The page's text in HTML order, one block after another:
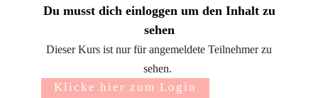
Du musst dich einloggen um den Inhalt zu
sehen
Dieser Kurs ist nur für angemeldete Teilnehmer zu
sehen.
Klicke hier zum Login